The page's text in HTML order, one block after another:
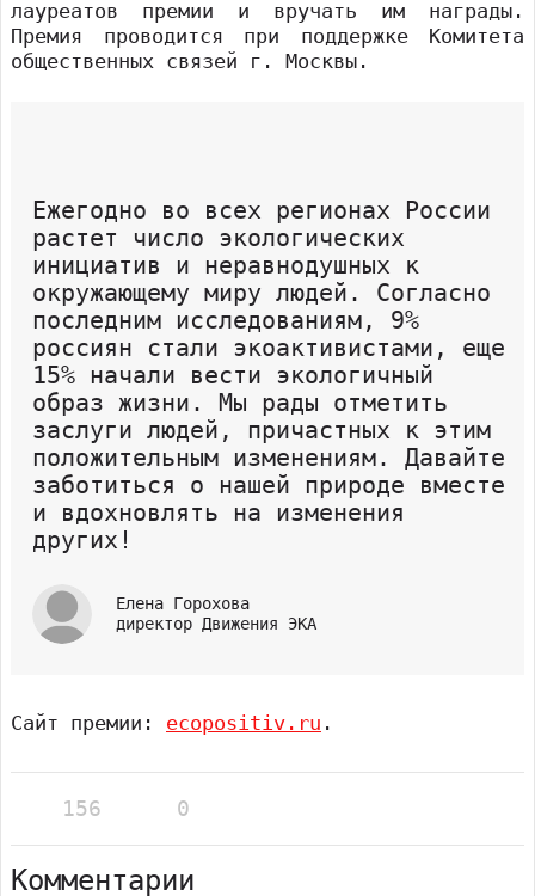
лауреатов премии и вручать им награды.
Премия проводится при поддержке Комитета
общественных связей г. Москвы.
Ежегодно во всех регионах России
растет число экологических
инициатив и неравнодушных к
окружающему миру людей. Согласно
последним исследованиям, 9%
россиян стали экоактивистами, еще
15% начали вести экологичный
образ жизни. Мы рады отметить
заслуги людей, причастных к этим
положительным изменениям. Давайте
заботиться о нашей природе вместе
и вдохновлять на изменения
других!
Елена Горохова
директор Движения ЭКА
Сайт премии: ecopositiv.ru .
156 0
Комментарии